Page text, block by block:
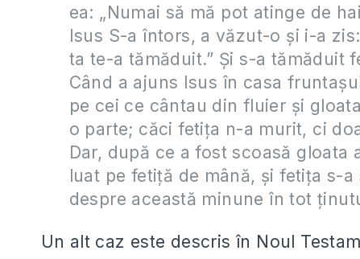
ea: „Numai să mă pot atinge de
Isus S-a întors, a văzut-o şi i-a
ta te-a tămăduit.” Şi s-a tămăduit
Când a ajuns Isus în casa
pe cei ce cântau din fluier şi
o parte; căci fetiţa n-a murit, ci
Dar, după ce a fost scoasă
luat pe fetiţă de mână, şi fetiţa s-
despre această minune în tot
Un alt caz este descris în Noul